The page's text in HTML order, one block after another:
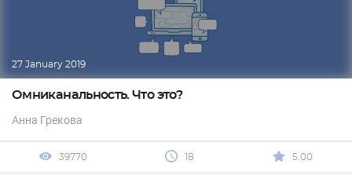
27 January 2019
Омниканальность. Что это?
Анна Грекова
39770 18 5.00